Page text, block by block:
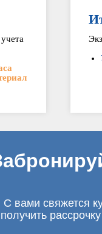
С вами свяжется
получить